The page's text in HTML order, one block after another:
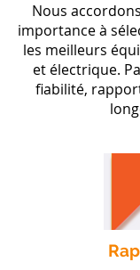
Nous
importance à
les meilleurs
et électrique.
fiabilité,